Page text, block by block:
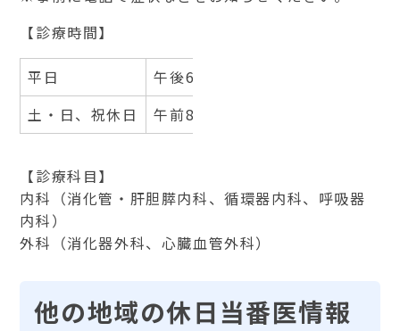
【診療時間】
平日
午後6時～翌午前8時
土・日、祝休日
午前8時～翌午前8時
【診療科目】
内科（消化管・肝胆膵内科、循環器内科、呼吸器
内科）
外科（消化器外科、心臓血管外科）
他の地域の休日当番医情報